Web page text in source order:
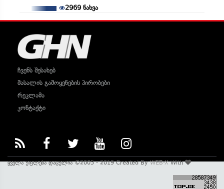
2969ნახვა
ჩვენს შესახებ
მასალის გამოყენების პირობები
რეკლამა
კონტაქტი
ყველა უფლება დაცულია ©2005 - 2019 Created ByWEB-XWith